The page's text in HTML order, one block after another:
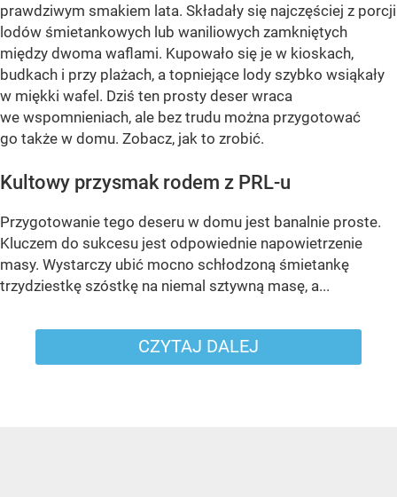
prawdziwym smakiem lata. Składały się najczęściej z porcji
lodów śmietankowych lub waniliowych zamkniętych
między dwoma waflami. Kupowało się je w kioskach,
budkach i przy plażach, a topniejące lody szybko wsiąkały
w miękki wafel. Dziś ten prosty deser wraca
we wspomnieniach, ale bez trudu można przygotować
go także w domu. Zobacz, jak to zrobić.
Kultowy przysmak rodem z PRL-u
Przygotowanie tego deseru w domu jest banalnie proste.
Kluczem do sukcesu jest odpowiednie napowietrzenie
masy. Wystarczy ubić mocno schłodzoną śmietankę
trzydziestkę szóstkę na niemal sztywną masę, a...
CZYTAJ DALEJ